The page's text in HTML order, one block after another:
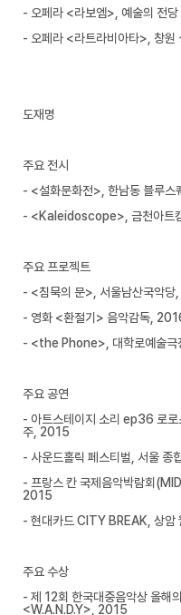
- 오페라 <라보엠>, 예술의 전
- 오페라 <라트라비아타>, 창
도재명
주요 전시
- <설화문화전>, 한남동 블루
- <Kaleidoscope>, 금천아트
주요 프로젝트
- <침묵의 문>, 서울남산국악
- 영화 <환절기> 음악감독,
- <the Phone>, 대학로예술극
주요 공연
- 아트스테이지 소리 ep36 로로
주, 2015
- 사운드홀릭 페스티벌, 서울 종
- 프랑스 칸 국제음악박람회
2015
- 현대카드 CITY BREAK, 상암
주요 수상
- 제 12회 한국대중음악상 올해
<W.A.N.D.Y>, 2015